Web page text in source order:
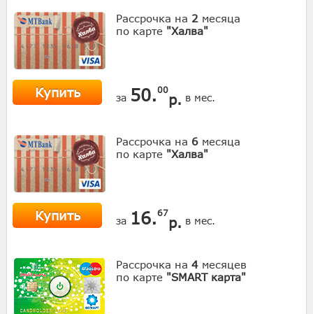
Рассрочка на 2 месяца
по карте "Халва"
Купить за 50.00
р. в мес.
Рассрочка на 6 месяца
по карте "Халва"
Купить за 16.67
р. в мес.
Рассрочка на 4 месяцев
по карте "SMART карта"